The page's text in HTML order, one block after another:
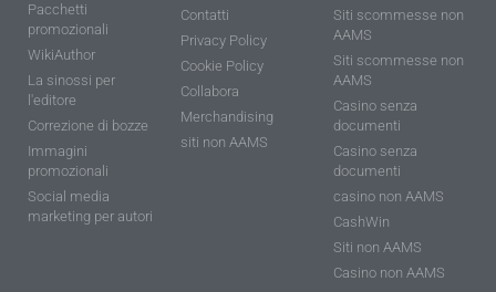
Pacchetti
promozionali
WikiAuthor
La sinossi per
l'editore
Correzione di bozze
Immagini
promozionali
Social media
marketing per autori
Contatti
Privacy Policy
Cookie Policy
Collabora
Merchandising
siti non AAMS
Siti scommesse non
AAMS
Siti scommesse non
AAMS
Casino senza
documenti
Casino senza
documenti
casino non AAMS
CashWin
Siti non AAMS
Casino non AAMS